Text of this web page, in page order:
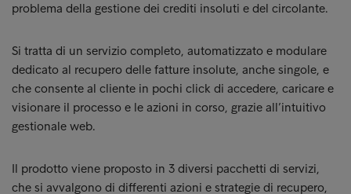
problema della gestione dei crediti insoluti e del circolante.
Si tratta di un servizio completo, automatizzato e modulare
dedicato al recupero delle fatture insolute, anche singole, e
che consente al cliente in pochi click di accedere, caricare e
visionare il processo e le azioni in corso, grazie all’intuitivo
gestionale web.
Il prodotto viene proposto in 3 diversi pacchetti di servizi,
che si avvalgono di differenti azioni e strategie di recupero,